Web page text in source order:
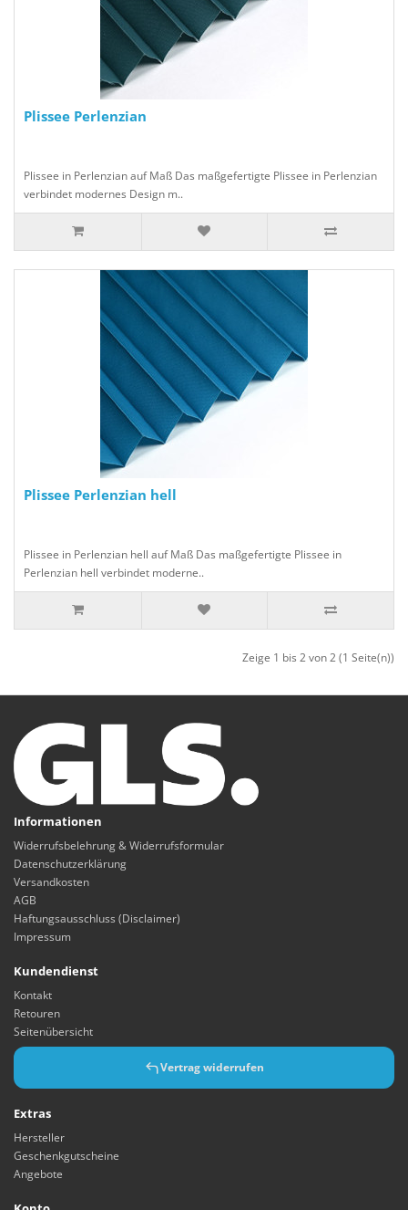
Plissee Perlenzian
Plissee in Perlenzian auf Maß Das maßgefertigte Plissee in Perlenzian
verbindet modernes Design m..
Plissee Perlenzian hell
Plissee in Perlenzian hell auf Maß Das maßgefertigte Plissee in
Perlenzian hell verbindet moderne..
Zeige 1 bis 2 von 2 (1 Seite(n))
Informationen
Widerrufsbelehrung & Widerrufsformular
Datenschutzerklärung
Versandkosten
AGB
Haftungsausschluss (Disclaimer)
Impressum
Kundendienst
Kontakt
Retouren
Seitenübersicht
Vertrag widerrufen
Extras
Hersteller
Geschenkgutscheine
Angebote